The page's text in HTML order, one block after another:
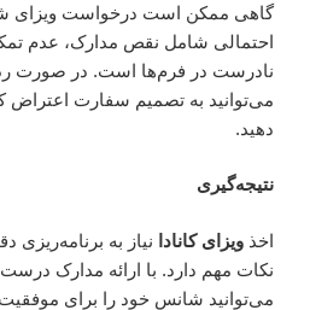
گاهی ممکن است درخواست ویزای
احتمالی شامل نقص مدارک، عدم
نادرست در فرم‌ها است. در صورت
می‌توانید به تصمیم سفارت اعتراض
دهید.
نتیجه‌گیری
اخذ ویزای کانادا نیاز به
نکات مهم دارد. با ارائه مدارک
می‌توانید شانس خود را برای موفقیت